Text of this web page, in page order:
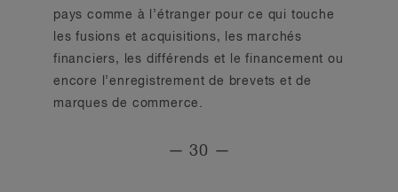
pays comme à l’étranger pour ce qui touche
les fusions et acquisitions, les marchés
financiers, les différends et le financement ou
encore l’enregistrement de brevets et de
marques de commerce.
— 30 —